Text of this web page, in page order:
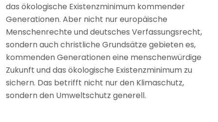
das ökologische Existenzminimum kommender
Generationen. Aber nicht nur europäische
Menschenrechte und deutsches Verfassungsrecht,
sondern auch christliche Grundsätze gebieten es,
kommenden Generationen eine menschenwürdige
Zukunft und das ökologische Existenzminimum zu
sichern. Das betrifft nicht nur den Klimaschutz,
sondern den Umweltschutz generell.